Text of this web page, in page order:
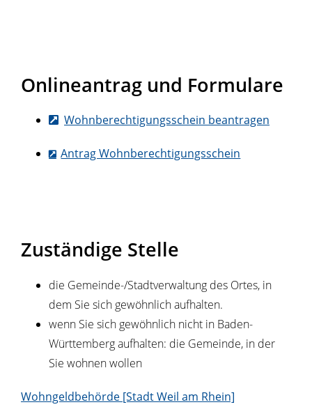
Onlineantrag und Formulare
Wohnberechtigungsschein beantragen
Antrag Wohnberechtigungsschein
Zuständige Stelle
die Gemeinde-/Stadtverwaltung des Ortes, in
dem Sie sich gewöhnlich aufhalten.
wenn Sie sich gewöhnlich nicht in Baden-
Württemberg aufhalten: die Gemeinde, in der
Sie wohnen wollen
Wohngeldbehörde [Stadt Weil am Rhein]